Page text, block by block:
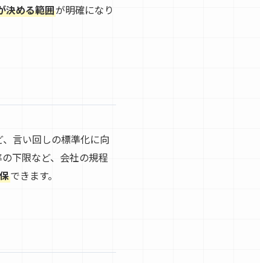
決める範囲が明確になり
言い回しの標準化に向
下限など、会社の規程
できます。